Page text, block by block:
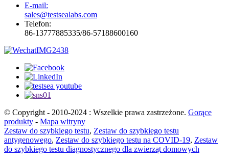
E-mail:
sales@testsealabs.com
Telefon:
86-13777885335/86-57188600160
© Copyright - 2010-2024 : Wszelkie prawa zastrzeżone. Gorące
produkty - Mapa witryny
Zestaw do szybkiego testu, Zestaw do szybkiego testu
antygenowego, Zestaw do szybkiego testu na COVID-19, Zestaw
do szybkiego testu diagnostycznego dla zwierząt domowych